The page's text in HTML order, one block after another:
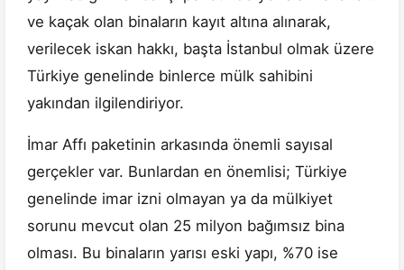
ve kaçak olan binaların kayıt altına alınarak,
verilecek iskan hakkı, başta İstanbul olmak üzere
Türkiye genelinde binlerce mülk sahibini
yakından ilgilendiriyor.
İmar Affı paketinin arkasında önemli sayısal
gerçekler var. Bunlardan en önemlisi; Türkiye
genelinde imar izni olmayan ya da mülkiyet
sorunu mevcut olan 25 milyon bağımsız bina
olması. Bu binaların yarısı eski yapı, %70 ise